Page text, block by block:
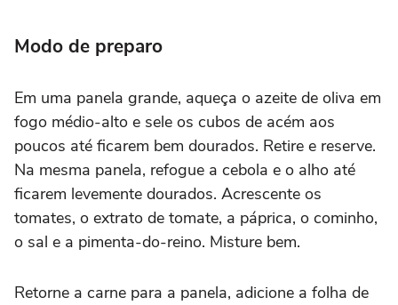
Modo de preparo
Em uma panela grande, aqueça o azeite de oliva em
fogo médio-alto e sele os cubos de acém aos
poucos até ficarem bem dourados. Retire e reserve.
Na mesma panela, refogue a cebola e o alho até
ficarem levemente dourados. Acrescente os
tomates, o extrato de tomate, a páprica, o cominho,
o sal e a pimenta-do-reino. Misture bem.
Retorne a carne para a panela, adicione a folha de